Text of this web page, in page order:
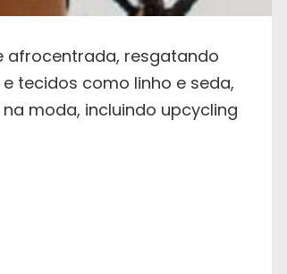
afrocentrada, resgatando
tecidos como linho e seda,
moda, incluindo upcycling